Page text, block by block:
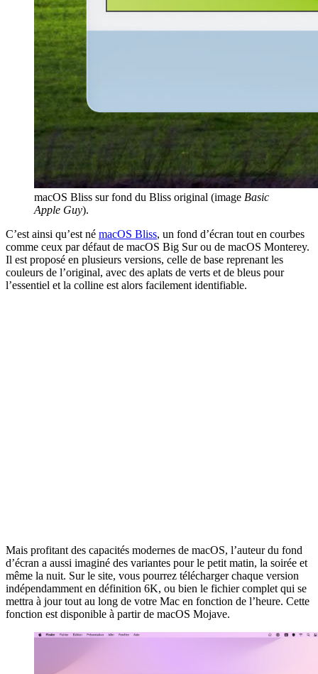
macOS Bliss sur fond du Bliss original (image Basic
Apple Guy).
C’est ainsi qu’est né macOS Bliss, un fond d’écran tout en courbes
comme ceux par défaut de macOS Big Sur ou de macOS Monterey.
Il est proposé en plusieurs versions, celle de base reprenant les
couleurs de l’original, avec des aplats de verts et de bleus pour
l’essentiel et la colline est alors facilement identifiable.
Mais profitant des capacités modernes de macOS, l’auteur du fond
d’écran a aussi imaginé des variantes pour le petit matin, la soirée et
même la nuit. Sur le site, vous pourrez télécharger chaque version
indépendamment en définition 6K, ou bien le fichier complet qui se
mettra à jour tout au long de votre Mac en fonction de l’heure. Cette
fonction est disponible à partir de macOS Mojave.